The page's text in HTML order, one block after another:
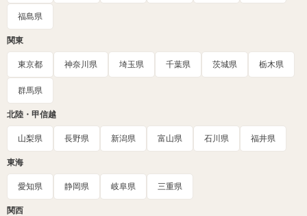
福島県
関東
東京都 神奈川県 埼玉県 千葉県 茨城県 栃木県
群馬県
北陸・甲信越
山梨県 長野県 新潟県 富山県 石川県 福井県
東海
愛知県 静岡県 岐阜県 三重県
関西